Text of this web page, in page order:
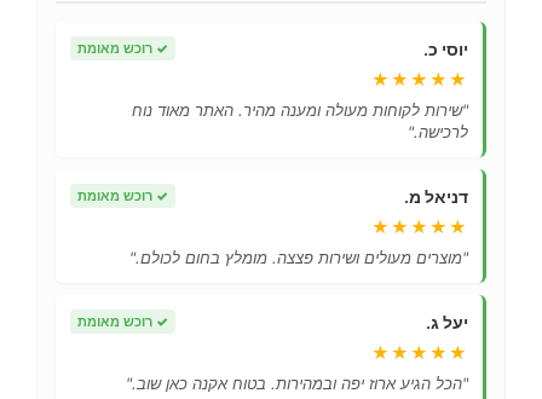
יוסי כ. ✓ רוכש מאומת
★★★★★
"שירות לקוחות מעולה ומענה מהיר. האתר מאוד נוח
לרכישה."
דניאל מ. ✓ רוכש מאומת
★★★★★
"מוצרים מעולים ושירות פצצה. מומלץ בחום לכולם."
יעל ג. ✓ רוכש מאומת
★★★★★
"הכל הגיע ארוז יפה ובמהירות. בטוח אקנה כאן שוב."